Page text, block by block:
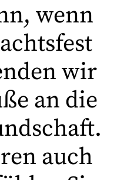
wenn
wir
an die
auch